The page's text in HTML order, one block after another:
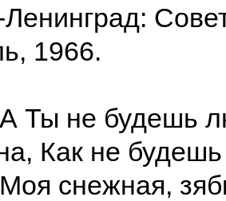
1966.
Ты не будешь
Как не
снежная,